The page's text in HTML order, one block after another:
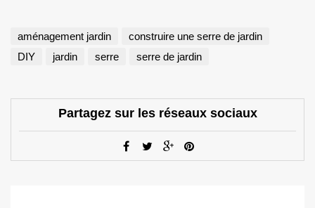
aménagement jardin
construire une serre de jardin
DIY
jardin serre serre de jardin
Partagez sur les réseaux sociaux